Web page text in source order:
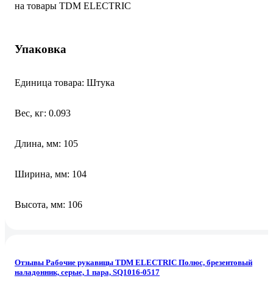
на товары TDM ELECTRIC
Упаковка
Единица товара: Штука
Вес, кг: 0.093
Длина, мм: 105
Ширина, мм: 104
Высота, мм: 106
Отзывы Рабочие рукавицы TDM ELECTRIC Полюс, брезентовый
наладонник, серые, 1 пара, SQ1016-0517